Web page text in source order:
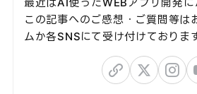
この記事へのご感想・ご質問等は
ムか各SNSにて受け付けております